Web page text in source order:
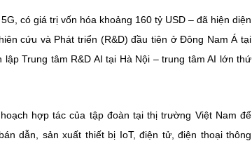
có giá trị vốn hóa khoảng 160 tỷ USD – đã hiện diện
cứu và Phát triển (R&D) đầu tiên ở Đông Nam Á tại
Trung tâm R&D AI tại Hà Nội – trung tâm AI lớn thứ
hợp tác của tập đoàn tại thị trường Việt Nam để
dẫn, sản xuất thiết bị IoT, điện tử, điện thoại thông